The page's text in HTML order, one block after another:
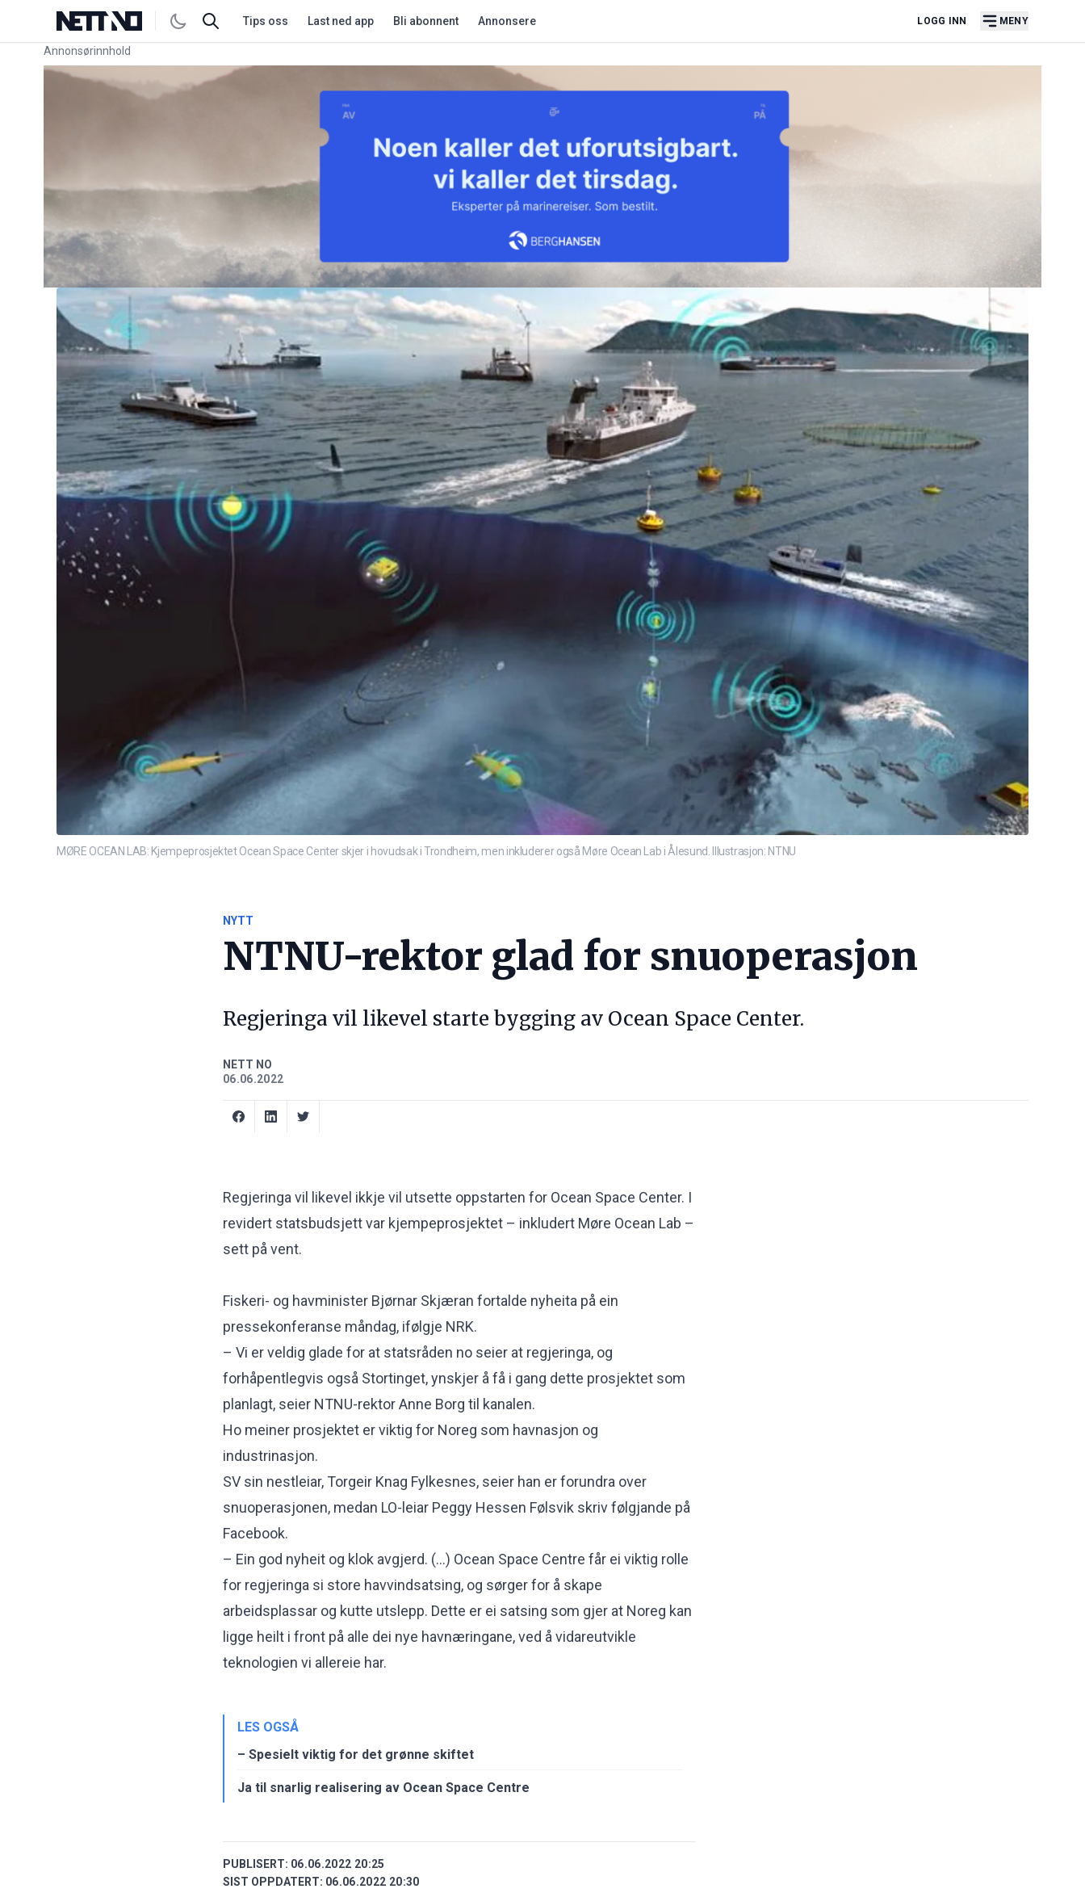
Tips oss Last ned app Bli abonnent Annonsere LOGG INN MENY
Annonsørinnhold
Link for annonse
MØRE OCEAN LAB: Kjempeprosjektet Ocean Space Center skjer i hovudsak i Trondheim, men inkluderer også Møre Ocean Lab i Ålesund. Illustrasjon: NTNU
NYTT
NTNU-rektor glad for snuoperasjon
Regjeringa vil likevel starte bygging av Ocean Space Center.
NETT NO
06.06.2022
Regjeringa vil likevel ikkje vil utsette oppstarten for Ocean Space Center. I
revidert statsbudsjett var kjempeprosjektet – inkludert Møre Ocean Lab –
sett på vent.
Fiskeri- og havminister Bjørnar Skjæran fortalde nyheita på ein
pressekonferanse måndag, ifølgje NRK.
– Vi er veldig glade for at statsråden no seier at regjeringa, og
forhåpentlegvis også Stortinget, ynskjer å få i gang dette prosjektet som
planlagt, seier NTNU-rektor Anne Borg til kanalen.
Ho meiner prosjektet er viktig for Noreg som havnasjon og
industrinasjon.
SV sin nestleiar, Torgeir Knag Fylkesnes, seier han er forundra over
snuoperasjonen, medan LO-leiar Peggy Hessen Følsvik skriv følgjande på
Facebook.
– Ein god nyheit og klok avgjerd. (...) Ocean Space Centre får ei viktig rolle
for regjeringa si store havvindsatsing, og sørger for å skape
arbeidsplassar og kutte utslepp. Dette er ei satsing som gjer at Noreg kan
ligge heilt i front på alle dei nye havnæringane, ved å vidareutvikle
teknologien vi allereie har.
LES OGSÅ
– Spesielt viktig for det grønne skiftet
Ja til snarlig realisering av Ocean Space Centre
PUBLISERT: 06.06.2022 20:25
SIST OPPDATERT: 06.06.2022 20:30